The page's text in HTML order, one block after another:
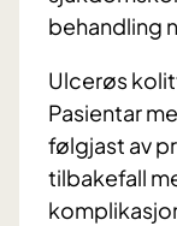
behandling
Ulcerøs
Pasientar
følgjast av
tilbakefall